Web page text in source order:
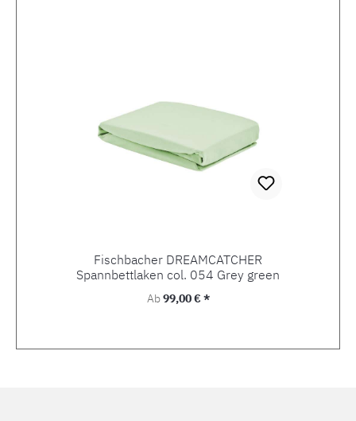
Fischbacher DREAMCATCHER
Spannbettlaken col. 054 Grey green
Regulärer Preis:
Ab99,00 € *